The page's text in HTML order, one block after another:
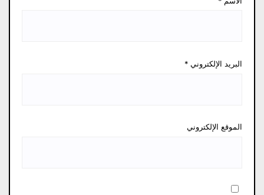
البريد الإلكتروني *
الموقع الإلكتروني